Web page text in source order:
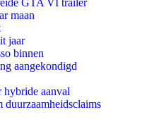
GTA VI trailer
maan
jaar
binnen
aangekondigd
aanval